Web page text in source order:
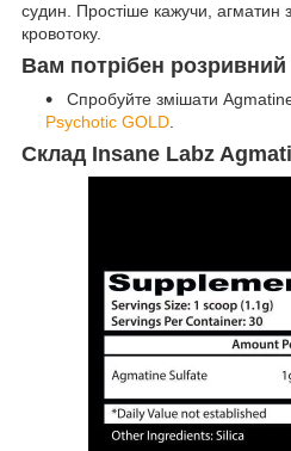
судин. Простіше кажучи, агматин
кровотоку.
Вам потрібен розривний
Спробуйте змішати
Psychotic GOLD.
Склад Insane Labz